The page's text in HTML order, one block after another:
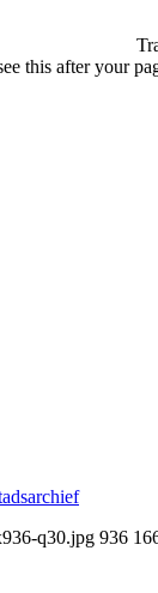
this after your
q30.jpg 936